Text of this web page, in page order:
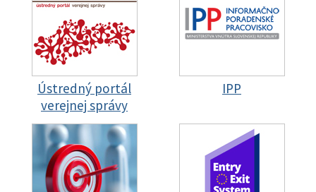
Ústredný portál
verejnej správy
IPP